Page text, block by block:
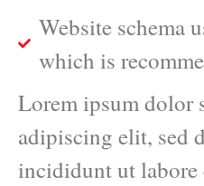
Website schema
which is
Lorem ipsum dolor
adipiscing elit, sed
incididunt ut labore